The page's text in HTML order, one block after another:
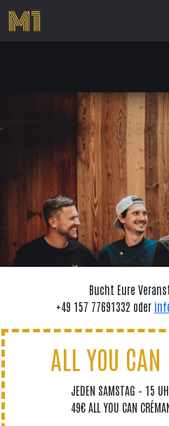
Bucht Eure
+49 157 77691332 oder
ALL YOU
JEDEN SAMSTAG – 15
49€ ALL YOU CAN